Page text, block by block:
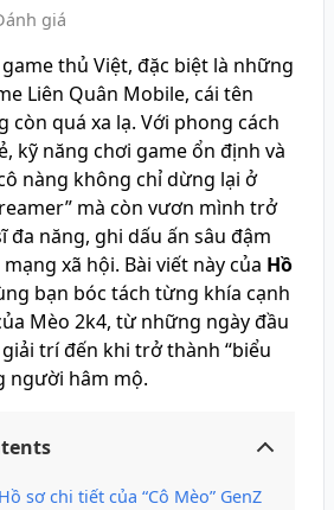
giá
thủ Việt, đặc biệt là những
Liên Quân Mobile, cái tên
còn quá xa lạ. Với phong cách
kỹ năng chơi game ổn định và
nàng không chỉ dừng lại ở
mà còn vươn mình trở
đa năng, ghi dấu ấn sâu đậm
xã hội. Bài viết này của Hồ
bạn bóc tách từng khía cạnh
Mèo 2k4, từ những ngày đầu
trí đến khi trở thành “biểu
người hâm mộ.
sơ chi tiết của “Cô Mèo” GenZ